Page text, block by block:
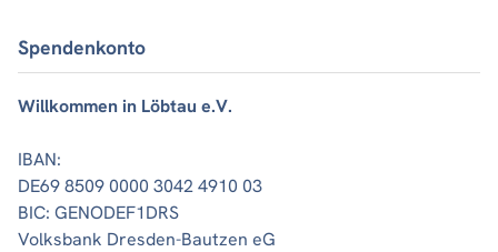
Spendenkonto
Willkommen in Löbtau e.V.
IBAN:
DE69 8509 0000 3042 4910 03
BIC: GENODEF1DRS
Volksbank Dresden-Bautzen eG